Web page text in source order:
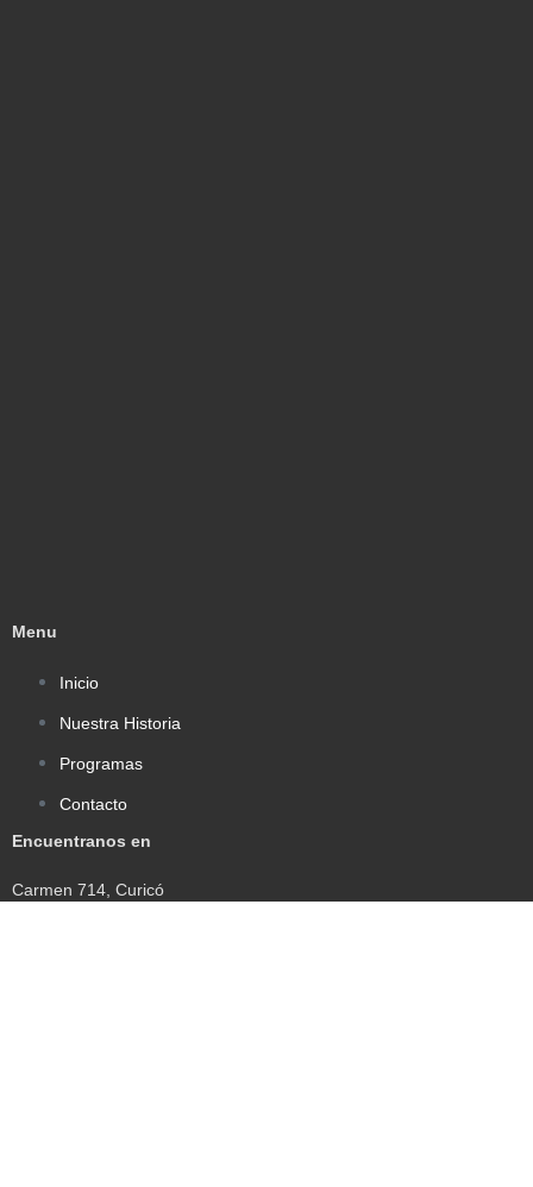
Menu
Inicio
Nuestra Historia
Programas
Contacto
Encuentranos en
Carmen 714, Curicó